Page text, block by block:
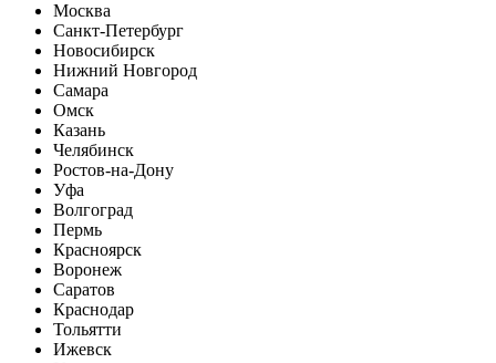
Москва
Санкт-Петербург
Новосибирск
Нижний Новгород
Самара
Омск
Казань
Челябинск
Ростов-на-Дону
Уфа
Волгоград
Пермь
Красноярск
Воронеж
Саратов
Краснодар
Тольятти
Ижевск